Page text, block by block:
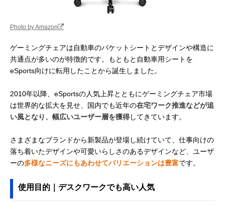
Photo by Amazon
ゲーミングチェアは自動車のバケットシートとデザインや構造に
共通点が多いのが特徴的です。もともと自動車用シートを
eSports向けに転用したことから誕生しました。
2010年以降、eSportsの人気上昇とともにゲーミングチェア市場
は世界的な拡大を見せ、国内でも近年の在宅ワーク推進などが追
い風となり、幅広いユーザー層を獲得してきています。
さまざまなブランドから新製品が登場し続けていて、仕事向けの
落ち着いたデザインや可愛いらしさのあるデザインなど、ユーザ
ーの多様なニーズにもあわせてバリエーションは豊富です。
使用目的｜デスクワークでも高い人気